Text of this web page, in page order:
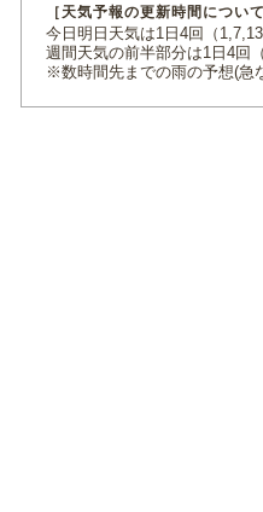
［天気予報の更新時間について
今日明日天気は1日4回（
週間天気の前半部分は1日4回
※数時間先までの雨の予想(急